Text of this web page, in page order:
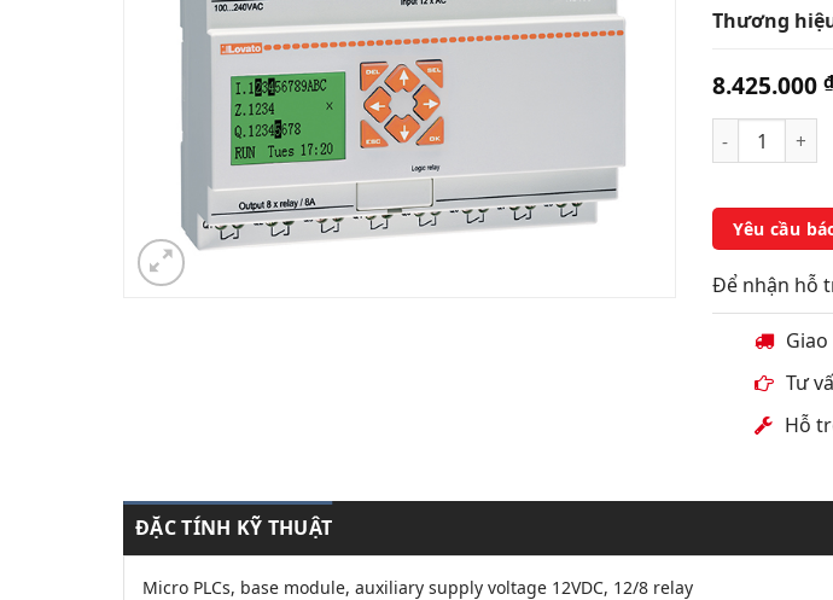
Thương
8.425.000 ₫
Yêu cầu
Để nhận hỗ
Tư
Hỗ
ĐẶC TÍNH KỸ THUẬT
Micro PLCs, base module, auxiliary supply voltage 12VDC, 12/8 relay